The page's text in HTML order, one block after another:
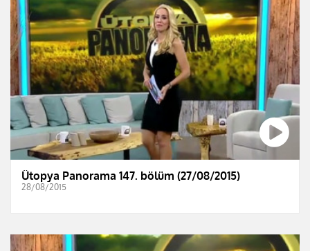
Ütopya Panorama 147. bölüm (27/08/2015)
28/08/2015